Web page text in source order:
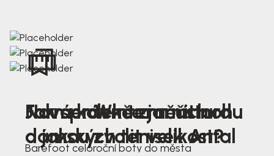
Nová kolekce jarních
dámských tenisek Antal
Jak správně změřit nohu
a jakou zvolit velikost?
Farmer Winter mustard
Barefoot celoroční boty do města